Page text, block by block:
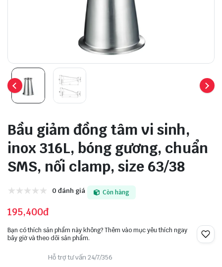
Bầu giảm đồng tâm vi sinh,
inox 316L, bóng gương, chuẩn
SMS, nối clamp, size 63/38
0 đánh giá Còn hàng
195,400đ
Bạn có thích sản phẩm này không? Thêm vào mục yêu thích ngay
bây giờ và theo dõi sản phẩm.
Hỗ trợ tư vấn 24/7/356